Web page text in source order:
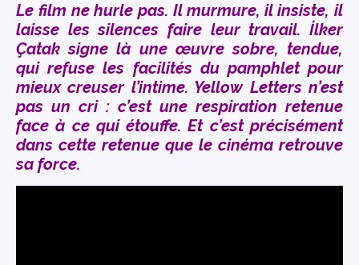
Le film ne hurle pas. Il murmure, il insiste, il
laisse les silences faire leur travail. İlker
Çatak signe là une œuvre sobre, tendue,
qui refuse les facilités du pamphlet pour
mieux creuser l’intime. Yellow Letters n’est
pas un cri : c’est une respiration retenue
face à ce qui étouffe. Et c’est précisément
dans cette retenue que le cinéma retrouve
sa force.